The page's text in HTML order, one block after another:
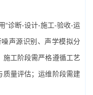
“诊断-设计-施工-验收-运
声源识别、声学模拟分
工阶段需严格遵循工艺
量评估；运维阶段需建